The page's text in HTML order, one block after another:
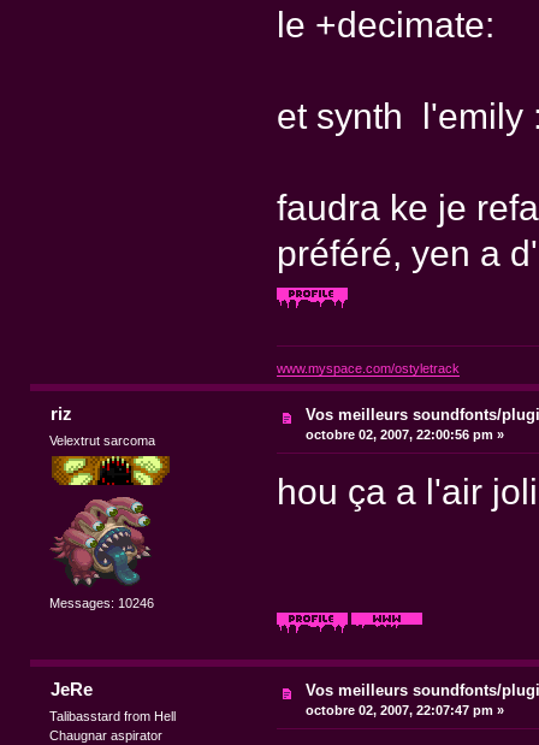
le +decimate:
et synth l'emily
faudra ke je
préféré, yen a
www.myspace.com/ostyletrack
riz
Velextrut sarcoma
Messages: 10246
Vos meilleurs soundfonts/
octobre 02, 2007, 22:00:56 pm »
hou ça a l'air
JeRe
Talibasstard from Hell
Chaugnar aspirator
Vos meilleurs soundfonts/
octobre 02, 2007, 22:07:47 pm »